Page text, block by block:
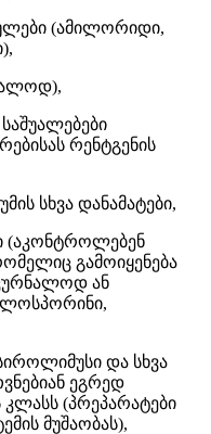
(ამილორიდი,
რენტგენის
სხვა დანამატები,
(აკონტროლებენ
გამოიყენება
ან
და სხვა
ეგრედ
(პრეპარატები
მუშაობას),